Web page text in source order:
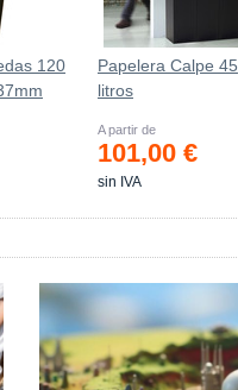
120
Papelera Calpe 45
litros
A partir de
101,00 €
sin IVA